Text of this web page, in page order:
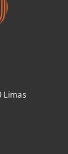
Limas